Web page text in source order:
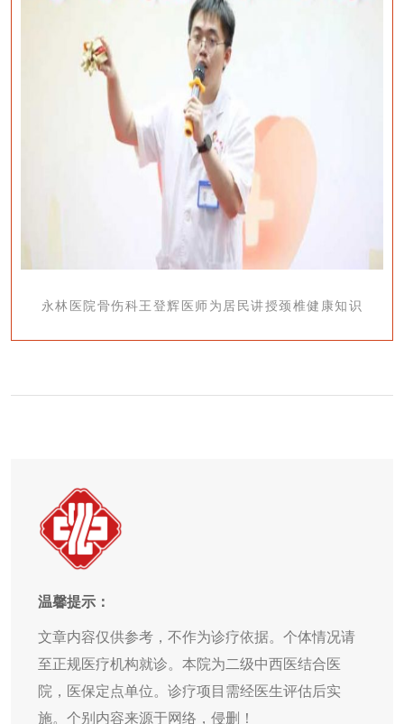
永林医院骨伤科王登辉医师为居民讲授颈椎健康知识
温馨提示：
文章内容仅供参考，不作为诊疗依据。个体情况请
至正规医疗机构就诊。本院为二级中西医结合医
院，医保定点单位。诊疗项目需经医生评估后实
施。个别内容来源于网络，侵删！